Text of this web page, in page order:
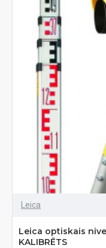
Leica
Leica optiskais
KALIBRĒTS